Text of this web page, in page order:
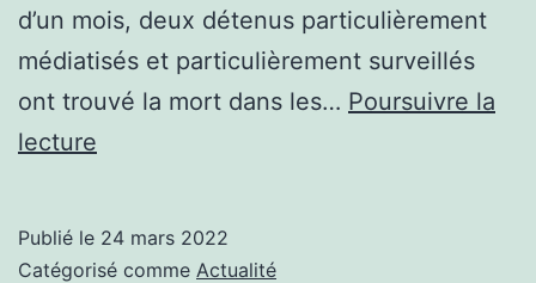
d’un mois, deux détenus particulièrement
médiatisés et particulièrement surveillés
ont trouvé la mort dans les… Poursuivre la
lecture
LE
Publié le 24 mars 2022
Catégorisé comme Actualité